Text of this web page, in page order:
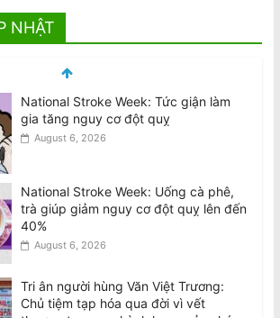
NHẬT
National Stroke Week: Tức giận làm
gia tăng nguy cơ đột quỵ
August 6, 2026
National Stroke Week: Uống cà phê,
trà giúp giảm nguy cơ đột quỵ lên đến
40%
August 6, 2026
Tri ân người hùng Văn Việt Trương:
Chủ tiệm tạp hóa qua đời vì vết